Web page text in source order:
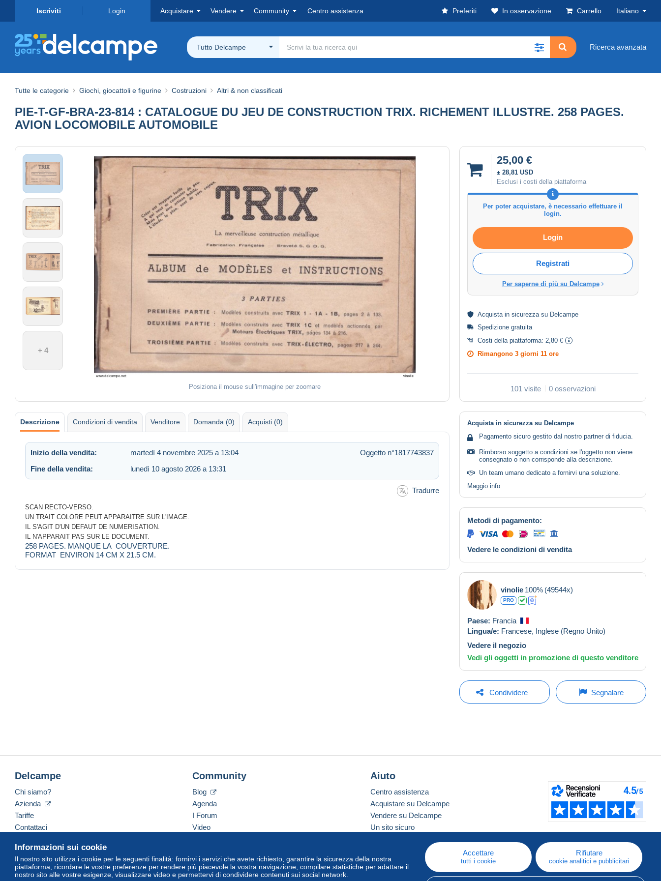
Iscriviti Login Acquistare Vendere Community Centro assistenza Preferiti In osservazione Carrello Italiano
Tutto Delcampe Ricerca avanzata
Tutte le categorie Giochi, giocattoli e figurine Costruzioni Altri & non classificati
PIE-T-GF-BRA-23-814 : CATALOGUE DU JEU DE CONSTRUCTION TRIX. RICHEMENT ILLUSTRE. 258 PAGES.
AVION LOCOMOBILE AUTOMOBILE
+ 4
Posiziona il mouse sull'immagine per zoomare
25,00 €
± 28,81 USD
Esclusi i costi della piattaforma
Per poter acquistare, è necessario effettuare il
login.
Login
Registrati
Per saperne di più su Delcampe
Acquista in sicurezza su Delcampe
Spedizione gratuita
Costi della piattaforma: 2,80 €
Rimangono 3 giorni 11 ore
101 visite 0 osservazioni
Descrizione Condizioni di vendita Venditore Domanda (0) Acquisti (0)
Inizio della vendita: martedì 4 novembre 2025 a 13:04
Oggetto n°1817743837
Fine della vendita:
lunedì 10 agosto 2026 a 13:31
Tradurre
SCAN RECTO-VERSO.
UN TRAIT COLORE PEUT APPARAITRE SUR L'IMAGE.
IL S'AGIT D'UN DEFAUT DE NUMERISATION.
IL N'APPARAIT PAS SUR LE DOCUMENT.
258 PAGES. MANQUE LA COUVERTURE.
FORMAT ENVIRON 14 CM X 21.5 CM.
Acquista in sicurezza su Delcampe
Pagamento sicuro gestito dal nostro partner di fiducia.
Rimborso soggetto a condizioni se l'oggetto non viene
consegnato o non corrisponde alla descrizione.
Un team umano dedicato a fornirvi una soluzione.
Maggio info
Metodi di pagamento:
Vedere le condizioni di vendita
vinolie 100% (49544x)
PRO
Paese: Francia
Lingua/e: Francese, Inglese (Regno Unito)
Vedere il negozio
Vedi gli oggetti in promozione di questo venditore
Condividere Segnalare
Informazioni sui cookie
Il nostro sito utilizza i cookie per le seguenti finalità: fornirvi i servizi che avete richiesto, garantire la sicurezza della nostra
piattaforma, ricordare le vostre preferenze per rendere più piacevole la vostra navigazione, compilare statistiche per adattare il
nostro sito alle vostre esigenze, visualizzare video e permettervi di condividere contenuti sui social network.
Accettare
tutti i cookie
Rifiutare
cookie analitici e pubblicitari
Delcampe
Chi siamo?
Azienda
Tariffe
Contattaci
Community
Blog
Agenda
I Forum
Video
Aiuto
Centro assistenza
Acquistare su Delcampe
Vendere su Delcampe
Un sito sicuro
Italiano USD America/Indiana/Vevay Versione standard